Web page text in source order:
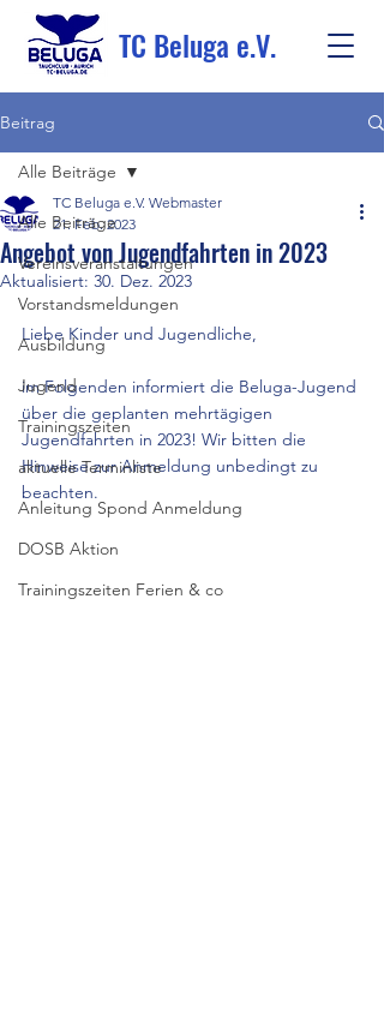
TC Beluga e.V.
Beitrag
Alle Beiträge
Vereinsveranstaltungen
Vorstandsmeldungen
Ausbildung
Jugend
Trainingszeiten
aktuelle Terminliste
Anleitung Spond Anmeldung
DOSB Aktion
Trainingszeiten Ferien & co
Alle Beiträge
Angebot von Jugendfahrten in 2023
TC Beluga e.V. Webmaster
21. Feb. 2023
Aktualisiert: 30. Dez. 2023
Liebe Kinder und Jugendliche,
im Folgenden informiert die Beluga-Jugend
über die geplanten mehrtägigen
Jugendfahrten in 2023! Wir bitten die
Hinweise zur Anmeldung unbedingt zu
beachten.